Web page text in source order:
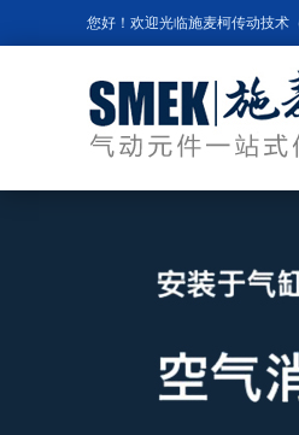
您好！欢迎光临施麦柯传动技术